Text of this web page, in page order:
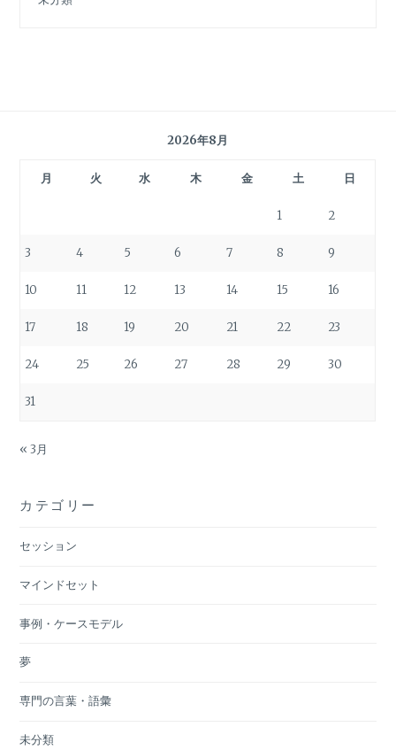
2026年8月
月 火 水 木 金 土 日
1 2
3 4 5 6 7 8 9
10 11 12 13 14 15 16
17 18 19 20 21 22 23
24 25 26 27 28 29 30
31
« 3月
カテゴリー
セッション
マインドセット
事例・ケースモデル
夢
専門の言葉・語彙
未分類